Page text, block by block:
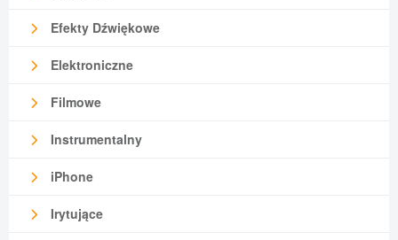
Efekty Dźwiękowe
Elektroniczne
Filmowe
Instrumentalny
iPhone
Irytujące